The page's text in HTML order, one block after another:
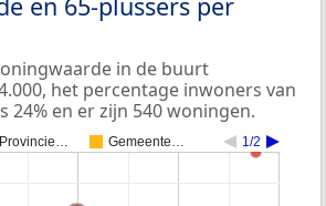
en 65-plussers per
in de buurt
het percentage inwoners van
24% en er zijn 540 woningen.
Provincie… Gemeente… 1/2